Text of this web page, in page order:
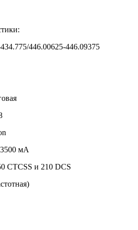
446.00625-446.09375
3500 мА
CTCSS и 210 DCS